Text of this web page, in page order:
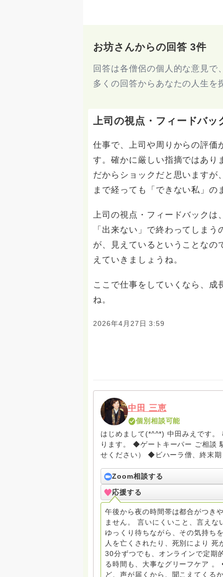
お坊さんからの回答 3件
回答は各僧侶の個人的な意見で
多くの回答からあなたの人生を
上司の視点・フィードバッ
仕事で、上司や周りからの評価
す。確かに厳しい指摘ではあり
だからショックだと思いますが
まで経っても「できない私」の
上司の視点・フィードバックは
「出来ない」で終わってしま
が、見えているということなの
えていきましょうね。
ここで仕事をしていくなら、
ね。
2026年4月27日 3:59
中田 三恵
個別相談可能
はじめまして(*^^*) 中田みえです。
ります。 ◆ゲートキーパー ご相談 駆け込み寺 （訪問は要予約。まずはメールでお問い合わ
せください） ◆ビハーラ僧、終末期ターミナルケア、看取り、グリーフケア、希死念慮、自
死、産前産後うつ、育児、DV、デ
筆記、行政相談員、女性支援員、
す。 ◆一般社団法人『グリーフケアともしび』理事長 【ともしび遺族会】運営 毎月 第１
金・昼夜2回開催（大阪駅前第3ビル） 14：00〜，18：00〜 お問い合わせ申込⬇️こちら
griefcare.tomoshibi@icloud.com ＊この活動は皆さまのご支援により支えられておりま
す。ご協力をよろしくお願いします。 ゆうちょ銀行 口座番号 普通408-6452769 一
法人グリーフケアともしび ◆『ビハーラサロン おしゃべりカフェひだまり』 ビハーラ和歌
山代表 居場所運営 問い合わせ申込
しもとサピュイエ 所属 （Gender
して）DV・女性支援 ◆認定NPO京都自死自殺相談センターSotto 元グリーフサポート委員長
（2018〜2024） ◆保育士.幼稚園教諭.小学校教諭. レクリエーションインストラクター.中学
Zoom相談する
応援する
午後から夜の時間帯は都合がつき
ません。 言いにくいこと、言えな
ゆっくり待ちながら、その気持ち
人を亡くされたり、死別により 死
30分ずつでも、オンラインで定期
る時間も、大事なグリーフケア
ど、声が届くから、聞こえてくる